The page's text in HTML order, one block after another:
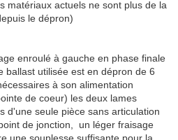
matériaux actuels ne sont plus de la
le dépron)
enroulé à gauche en phase finale
ballast utilisée est en dépron de 6
à son alimentation
de coeur) les deux lames
d'une seule pièce sans articulation
de jonction, un léger fraisage